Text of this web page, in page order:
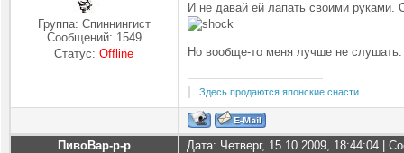
Группа: Спиннингист
Сообщений: 1549
Статус:Offline
И не давай ей лапать своими руками.
Но вообще-то меня лучше не
Здесь продаются японские снасти
ПивоВар-р-р Дата: Четверг, 15.10.2009, 18:44:04 |